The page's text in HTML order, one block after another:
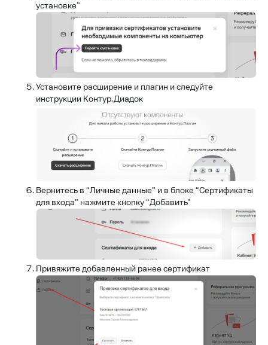
установке”
Установите расширение и плагин и следуйте
инструкции Контур.Диадок
Вернитесь в “Личные данные” и в блоке “Сертификаты
для входа” нажмите кнопку “Добавить”
Привяжите добавленный ранее сертификат